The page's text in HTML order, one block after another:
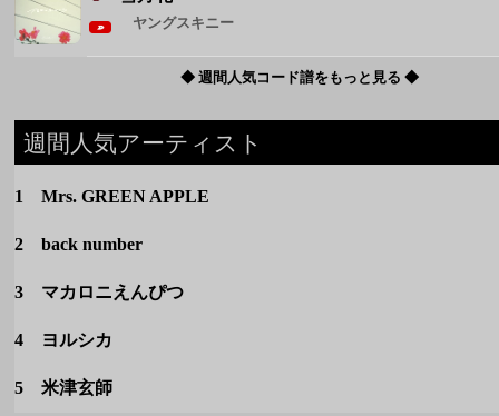
ヤングスキニー
◆ 週間人気コード譜をもっと見る ◆
週間人気アーティスト
1 Mrs. GREEN APPLE
2 back number
3 マカロニえんぴつ
4 ヨルシカ
5 米津玄師